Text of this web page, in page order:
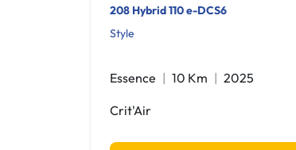
208 Hybrid 110 e-DCS6
Style
Essence 10 Km 2025
Crit'Air